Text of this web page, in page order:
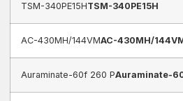
TSM-340PE15HTSM-340PE15H
AC-430MH/144VMAC-430MH/
Auraminate-60f 260 PAuraminate-